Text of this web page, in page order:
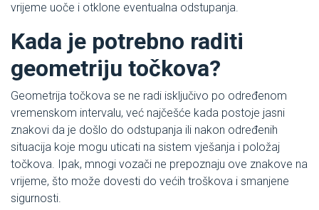
vrijeme uoče i otklone eventualna odstupanja.
Kada je potrebno raditi
geometriju točkova?
Geometrija točkova se ne radi isključivo po određenom
vremenskom intervalu, već najčešće kada postoje jasni
znakovi da je došlo do odstupanja ili nakon određenih
situacija koje mogu uticati na sistem vješanja i položaj
točkova. Ipak, mnogi vozači ne prepoznaju ove znakove na
vrijeme, što može dovesti do većih troškova i smanjene
sigurnosti.